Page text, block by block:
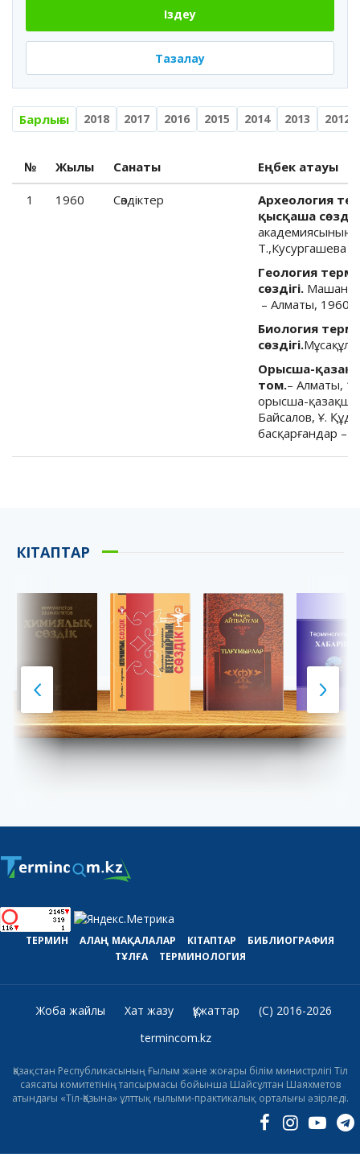
Іздеу
Тазалау
Барлығы 2018 2017 2016 2015 2014 2013 2012
№ Жылы Санаты Еңбек атауы
1 1960 Cөздіктер
Археология
қысқаша
академиясының
Т.,Кусургашева
Геология
сөздігі.
– Алматы, 1960.
Биология
сөздігі.
Орысша-
том.– Алматы,
орысша-қазақша
Байсалов, Ұ.
басқарғандар –
КІТАПТАР
ТЕРМИН АЛАҢ МАҚАЛАЛАР КІТАПТАР
БИБЛИОГРАФИЯ
ТҰЛҒА
ТЕРМИНОЛОГИЯ
Жоба жайлы Хат жазу Құжаттар
(C) 2016-2026
termincom.kz
Қазақстан Республикасының Ғылым және жоғары білім министрлігі Тіл
саясаты комитетінің тапсырмасы бойынша Шайсұлтан Шаяхметов
атындағы «Тіл-Қазына» ұлттық ғылыми-практикалық орталығы әзірледі.